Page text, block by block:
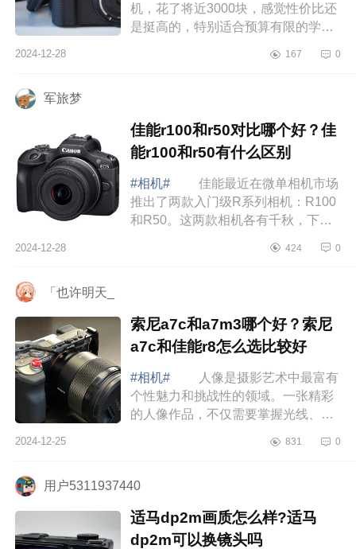
机，花了将近3000块，感觉性价比还
是挺高的，特别适合预算有限的学生
携吸引的，拿到手后发现真的超级
2024-12-28 167 0
军旅梦
佳能r100和r50对比哪个好？佳
能r100和r50有什么区别
#相机#
佳能最近在微单相机市场
推出了两款入门级R系列相机：R100
和R50。这两款相机各有千秋，下面
哪个好？佳能r100和r50有什么区
2024-12-28 424 0
「也许明天_
索尼a7c和a7m3哪个好？索尼
a7c和佳能r8怎么选比较好
#相机#
人像是摄影艺术中最富有
个性魅力和挑战性的领域。一张精彩
的人像作品，不仅需要掌握光线、构
摄者内在情感的独特诠释。而要拥有
2024-12-25 831 0
用户5311937440
适马dp2m画质怎么样?适马
dp2m可以换镜头吗